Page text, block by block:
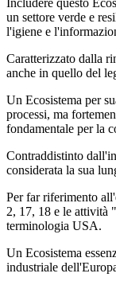
Includere questo
un settore verde e
l'igiene e
Caratterizzato dalla
anche in quello del
Un Ecosistema per
processi, ma
fondamentale per la
Contraddistinto
considerata la sua
Per far riferimento
2, 17, 18 e le attività
terminologia USA.
Un Ecosistema
industriale